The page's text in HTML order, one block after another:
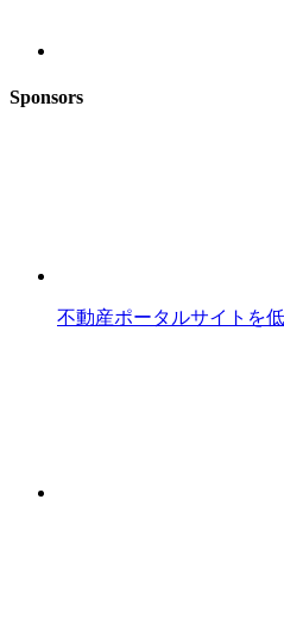
Sponsors
不動産ポータルサイトを